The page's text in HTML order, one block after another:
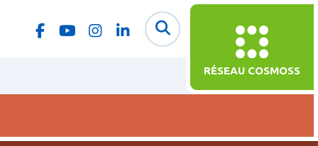
RÉSEAU COSMOSS